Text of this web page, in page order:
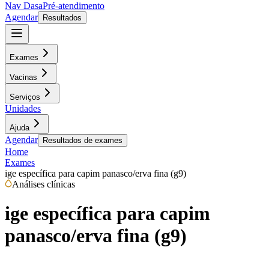
Nav DasaPré-atendimento
Agendar
Resultados
Exames
Vacinas
Serviços
Unidades
Ajuda
Agendar Resultados de exames
Home
Exames
ige específica para capim panasco/erva fina (g9)
Análises clínicas
ige específica para capim
panasco/erva fina (g9)